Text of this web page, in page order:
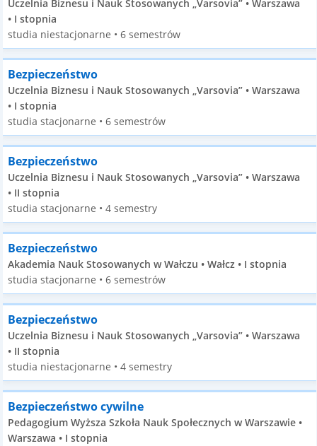
Uczelnia Biznesu i Nauk Stosowanych „Varsovia” • Warszawa
• I stopnia
studia niestacjonarne • 6 semestrów
Bezpieczeństwo
Uczelnia Biznesu i Nauk Stosowanych „Varsovia” • Warszawa
• I stopnia
studia stacjonarne • 6 semestrów
Bezpieczeństwo
Uczelnia Biznesu i Nauk Stosowanych „Varsovia” • Warszawa
• II stopnia
studia stacjonarne • 4 semestry
Bezpieczeństwo
Akademia Nauk Stosowanych w Wałczu • Wałcz • I stopnia
studia stacjonarne • 6 semestrów
Bezpieczeństwo
Uczelnia Biznesu i Nauk Stosowanych „Varsovia” • Warszawa
• II stopnia
studia niestacjonarne • 4 semestry
Bezpieczeństwo cywilne
Pedagogium Wyższa Szkoła Nauk Społecznych w Warszawie •
Warszawa • I stopnia